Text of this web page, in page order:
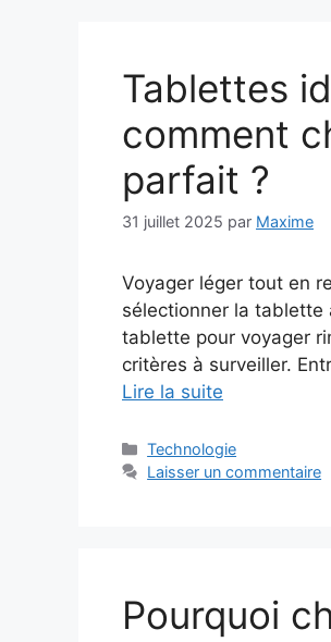
Tablettes
comment
parfait ?
31 juillet 2025 par Maxime
Voyager léger tout en
sélectionner la tablette
tablette pour voyager
critères à surveiller.
Lire la suite
Catégories
Technologie
Laisser un commentaire
Pourquoi